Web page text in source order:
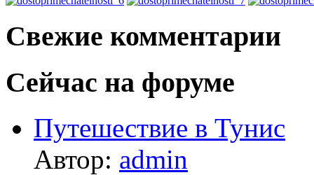
Свежие комментарии
Сейчас на форуме
Путешествие в Тунис
Автор: admin